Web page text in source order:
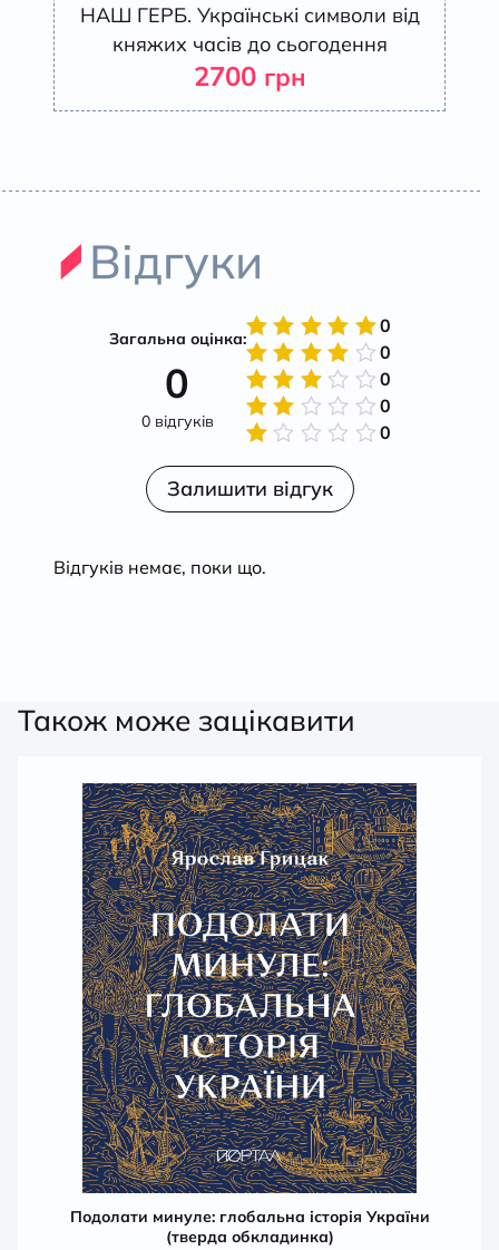
НАШ ГЕРБ. Українські символи від
княжих часів до сьогодення
2700 грн
Відгуки
Загальна оцінка:
0
0 відгуків
Оцінено
в5 з 5
0
Оцінено
в4 з
5
0
Оцінено
в3 з
5
0
Оцінено
0
Оцінено
в
1
0
Залишити відгук
Відгуків немає, поки що.
Також може зацікавити
Подолати минуле: глобальна історія України
(тверда обкладинка)